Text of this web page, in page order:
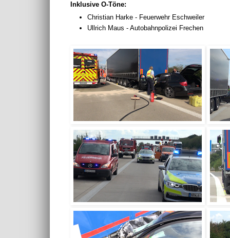
Inklusive O-Töne:
Christian Harke - Feuerwehr Eschweiler
Ullrich Maus - Autobahnpolizei Frechen